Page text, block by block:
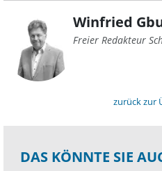
Winfried
Freier Redakteur
zurück zur
DAS KÖNNTE SIE